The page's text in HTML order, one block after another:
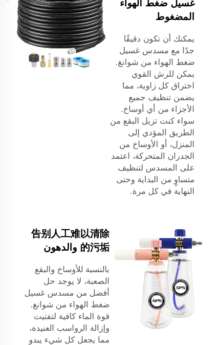
غسيل ضغط الهواء
المضغوط
يمكنك أن تكون دقيقًا
جدًا مع مسدس غسيل
ضغط الهواء من شوانغ.
يمكن للرش القوي
اختراق كل زاوية، مما
يضمن تنظيف جميع
الأجزاء من أي أوساخ.
سواء كنت تزيل البقع من
الطريق المؤدي إلى
المنزل، أو الأوساخ من
الجدران المتحركة، اعتمد
على المسدس لتنظيف
متساوٍ من البداية وحتى
النهاية في كل مرة.
告别人工难以清除
的污垢 والدهون
بالنسبة للأوساخ والبقع
الصعبة، لا يوجد حل
أفضل من مسدس غسيل
ضغط الهواء من شوانغ.
قوة الماء كافية لتفتيت
وإزالة الرواسب العنيدة،
مما يجعل كل شيء يبدو